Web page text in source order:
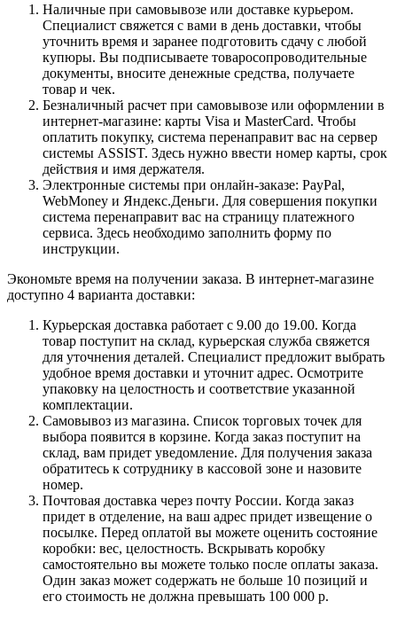
Наличные при самовывозе или доставке курьером.
Специалист свяжется с вами в день доставки, чтобы
уточнить время и заранее подготовить сдачу с любой
купюры. Вы подписываете товаросопроводительные
документы, вносите денежные средства, получаете
товар и чек.
Безналичный расчет при самовывозе или оформлении в
интернет-магазине: карты Visa и MasterCard. Чтобы
оплатить покупку, система перенаправит вас на сервер
системы ASSIST. Здесь нужно ввести номер карты, срок
действия и имя держателя.
Электронные системы при онлайн-заказе: PayPal,
WebMoney и Яндекс.Деньги. Для совершения покупки
система перенаправит вас на страницу платежного
сервиса. Здесь необходимо заполнить форму по
инструкции.
Экономьте время на получении заказа. В интернет-магазине
доступно 4 варианта доставки:
Курьерская доставка работает с 9.00 до 19.00. Когда
товар поступит на склад, курьерская служба свяжется
для уточнения деталей. Специалист предложит выбрать
удобное время доставки и уточнит адрес. Осмотрите
упаковку на целостность и соответствие указанной
комплектации.
Самовывоз из магазина. Список торговых точек для
выбора появится в корзине. Когда заказ поступит на
склад, вам придет уведомление. Для получения заказа
обратитесь к сотруднику в кассовой зоне и назовите
номер.
Почтовая доставка через почту России. Когда заказ
придет в отделение, на ваш адрес придет извещение о
посылке. Перед оплатой вы можете оценить состояние
коробки: вес, целостность. Вскрывать коробку
самостоятельно вы можете только после оплаты заказа.
Один заказ может содержать не больше 10 позиций и
его стоимость не должна превышать 100 000 р.